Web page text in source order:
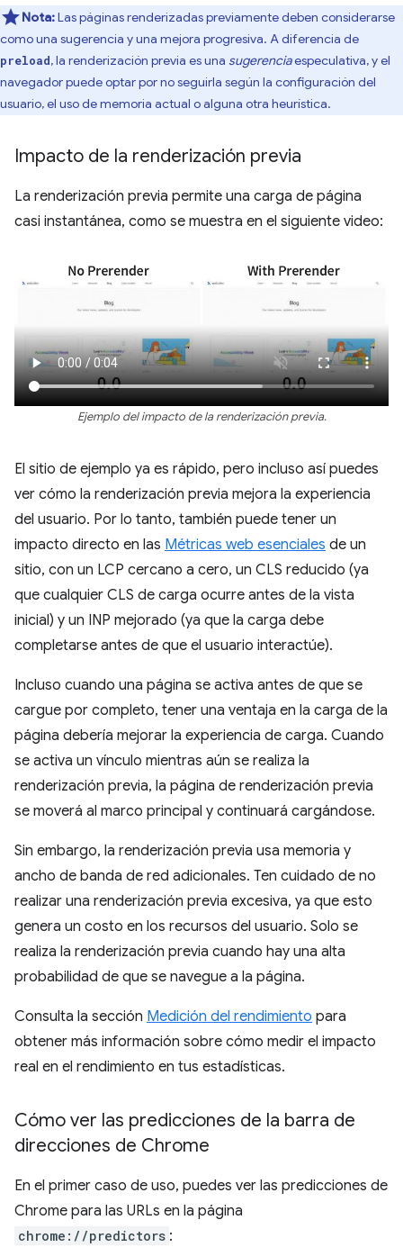
Nota:Las páginas renderizadas previamente deben considerarse
como una sugerencia y una mejora progresiva. A diferencia de
preload, la renderización previa es una sugerenciaespeculativa, y el
navegador puede optar por no seguirla según la configuración del
usuario, el uso de memoria actual o alguna otra heurística.
Impacto de la renderización previa
La renderización previa permite una carga de página
casi instantánea, como se muestra en el siguiente video:
Ejemplo del impacto de la renderización previa.
El sitio de ejemplo ya es rápido, pero incluso así puedes
ver cómo la renderización previa mejora la experiencia
del usuario. Por lo tanto, también puede tener un
impacto directo en las Métricas web esenciales de un
sitio, con un LCP cercano a cero, un CLS reducido (ya
que cualquier CLS de carga ocurre antes de la vista
inicial) y un INP mejorado (ya que la carga debe
completarse antes de que el usuario interactúe).
Incluso cuando una página se activa antes de que se
cargue por completo, tener una ventaja en la carga de la
página debería mejorar la experiencia de carga. Cuando
se activa un vínculo mientras aún se realiza la
renderización previa, la página de renderización previa
se moverá al marco principal y continuará cargándose.
Sin embargo, la renderización previa usa memoria y
ancho de banda de red adicionales. Ten cuidado de no
realizar una renderización previa excesiva, ya que esto
genera un costo en los recursos del usuario. Solo se
realiza la renderización previa cuando hay una alta
probabilidad de que se navegue a la página.
Consulta la sección Medición del rendimiento para
obtener más información sobre cómo medir el impacto
real en el rendimiento en tus estadísticas.
Cómo ver las predicciones de la barra de
direcciones de Chrome
En el primer caso de uso, puedes ver las predicciones de
Chrome para las URLs en la página
chrome://predictors :